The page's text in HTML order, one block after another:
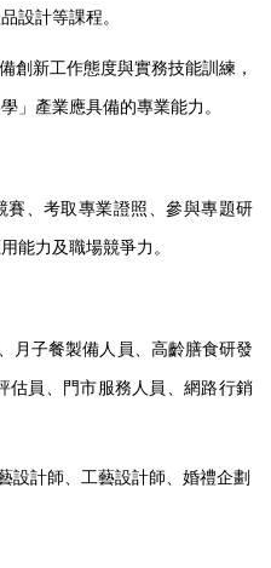
設計等課程。
創新工作態度與實務技能訓練，
」產業應具備的專業能力。
、考取專業證照、參與專題研
能力及職場競爭力。
月子餐製備人員、高齡膳食研發
估員、門市服務人員、網路行銷
設計師、工藝設計師、婚禮企劃